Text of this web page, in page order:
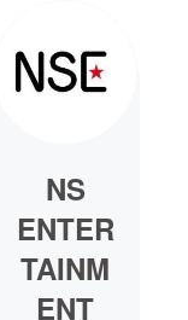
NS
ENTER
TAINM
ENT